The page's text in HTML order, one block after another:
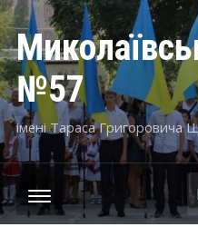
№57
імені Тараса Григоровича